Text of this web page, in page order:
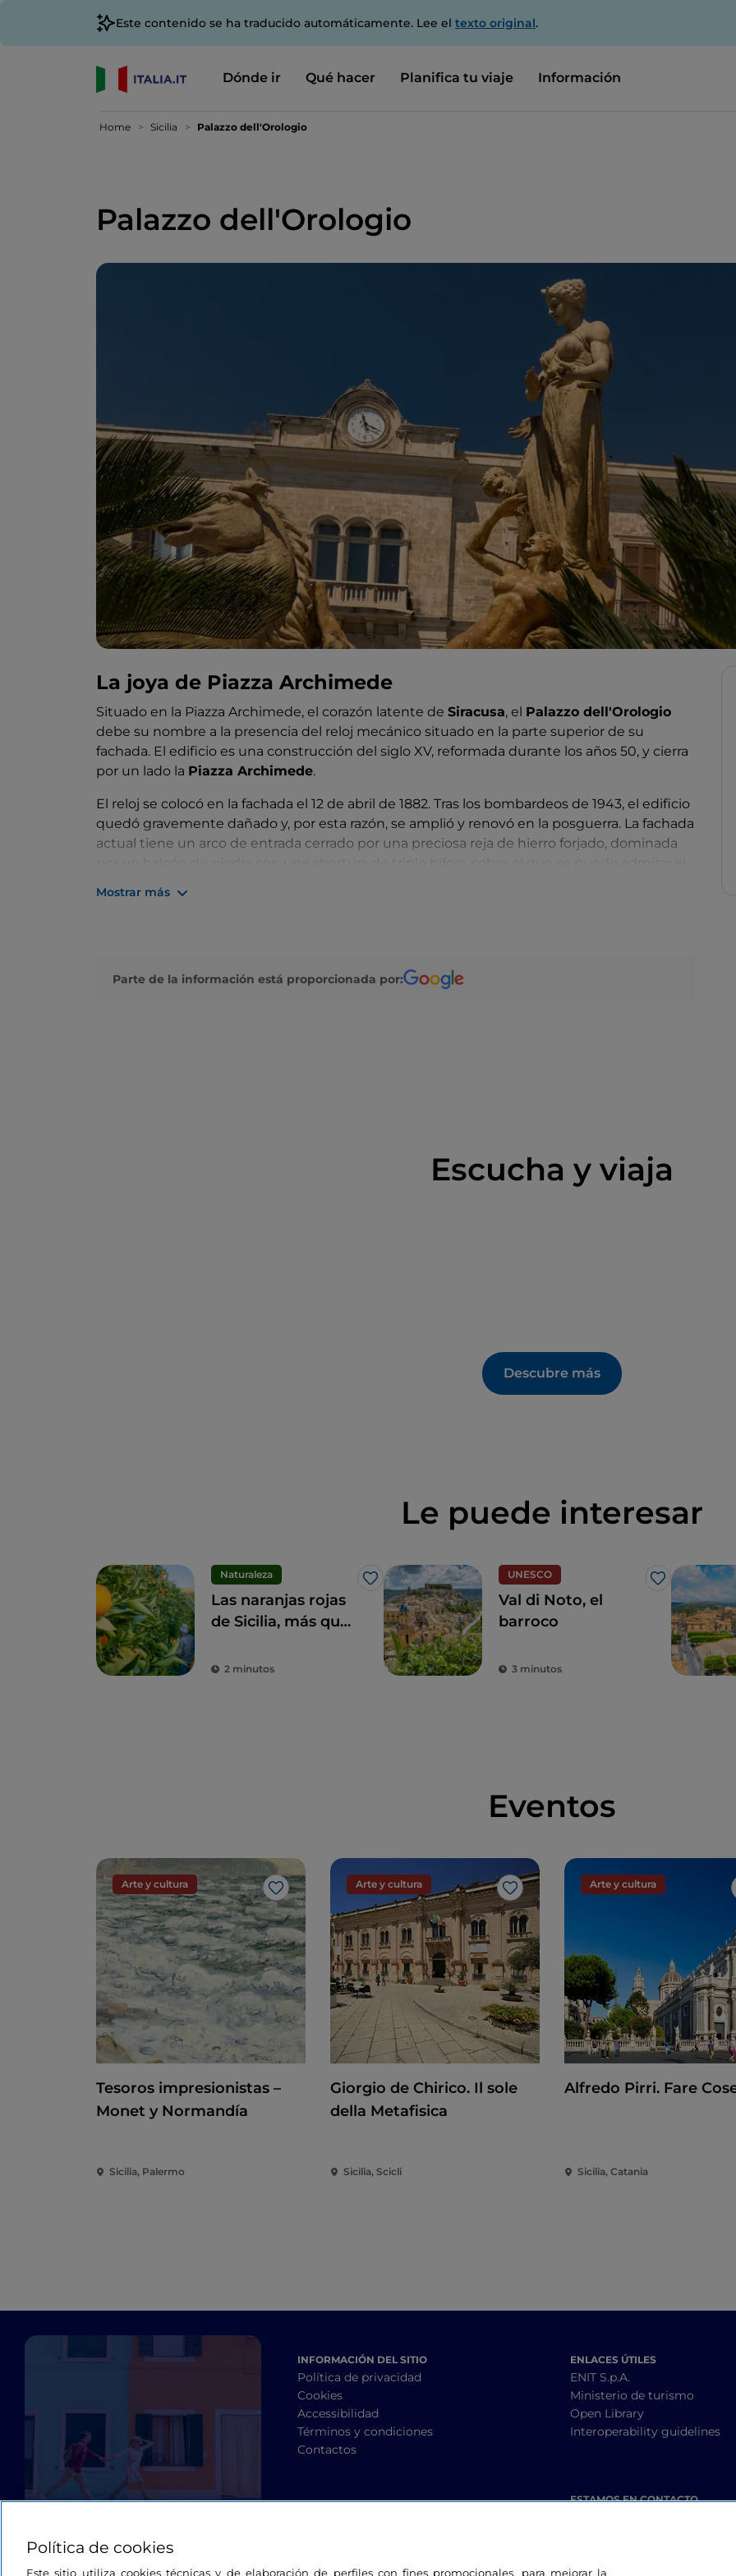
Este contenido se ha traducido automáticamente. Lee el texto original.
Dónde ir Qué hacer Planifica tu viaje Información
Home Sicilia Palazzo dell'Orologio
Palazzo dell'Orologio
La joya de Piazza Archimede
Situado en la Piazza Archimede, el corazón latente de Siracusa, el Palazzo dell'Orologio
debe su nombre a la presencia del reloj mecánico situado en la parte superior de su
fachada. El edificio es una construcción del siglo XV, reformada durante los años 50, y cierra
por un lado la Piazza Archimede.
El reloj se colocó en la fachada el 12 de abril de 1882. Tras los bombardeos de 1943, el edificio
quedó gravemente dañado y, por esta razón, se amplió y renovó en la posguerra. La fachada
actual tiene un arco de entrada cerrado por una preciosa reja de hierro forjado, dominada
se ha mantenido inalterada.
Mostrar más
Parte de la información está proporcionada por:
Escucha y viaja
Descubre más
Le puede interesar
Naturaleza
Me gusta
Las naranjas rojas
de Sicilia, más que
manjar
2 minutos
UNESCO
Me gusta
Val di Noto, el
barroco
3 minutos
Eventos
Arte y cultura
Me gusta
Tesoros impresionistas –
Monet y Normandía
Sicilia, Palermo
Arte y cultura
Me gusta
Giorgio de Chirico. Il sole
della Metafisica
Sicilia, Scicli
Arte y cultura
Alfredo Pirri. Fare
Sicilia, Catania
INFORMACIÓN DEL SITIO
Política de privacidad
Cookies
Accessibilidad
Términos y condiciones
Contactos
ENLACES ÚTILES
ENIT S.p.A.
Ministerio de turismo
Open Library
Interoperability guidelines
ESTAMOS EN CONTACTO
Política de cookies
Este sitio utiliza cookies técnicas y de elaboración de perfiles con fines promocionales, para mejorar la